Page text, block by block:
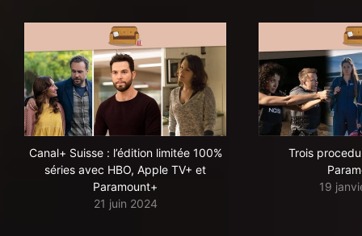
Canal+ Suisse : l’édition limitée 100%
séries avec HBO, Apple TV+ et
Paramount+
21 juin 2024
Trois
19